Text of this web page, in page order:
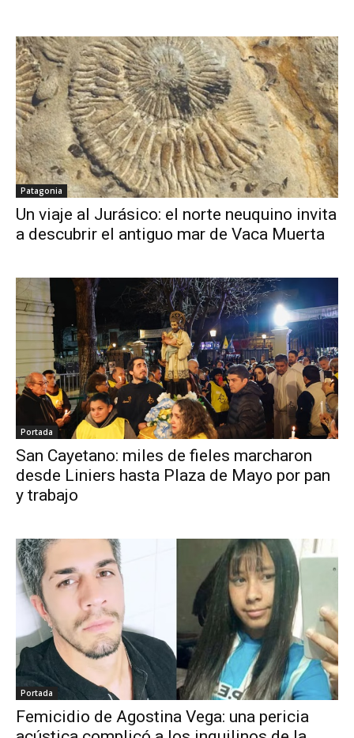
Patagonia
Un viaje al Jurásico: el norte neuquino invita
a descubrir el antiguo mar de Vaca Muerta
Portada
San Cayetano: miles de fieles marcharon
desde Liniers hasta Plaza de Mayo por pan
y trabajo
Portada
Femicidio de Agostina Vega: una pericia